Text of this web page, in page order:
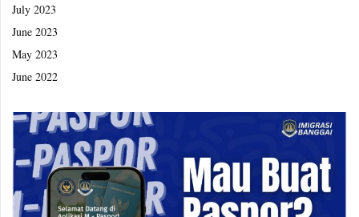
July 2023
June 2023
May 2023
June 2022